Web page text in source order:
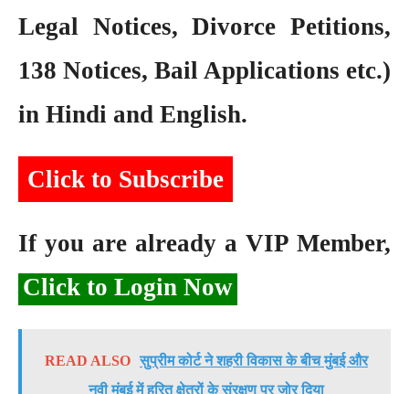
Legal Notices, Divorce Petitions,
138 Notices, Bail Applications etc.)
in Hindi and English.
Click to Subscribe
If you are already a VIP Member,
Click to Login Now
READ ALSO सुप्रीम कोर्ट ने शहरी विकास के बीच मुंबई और
नवी मुंबई में हरित क्षेत्रों के संरक्षण पर जोर दिया